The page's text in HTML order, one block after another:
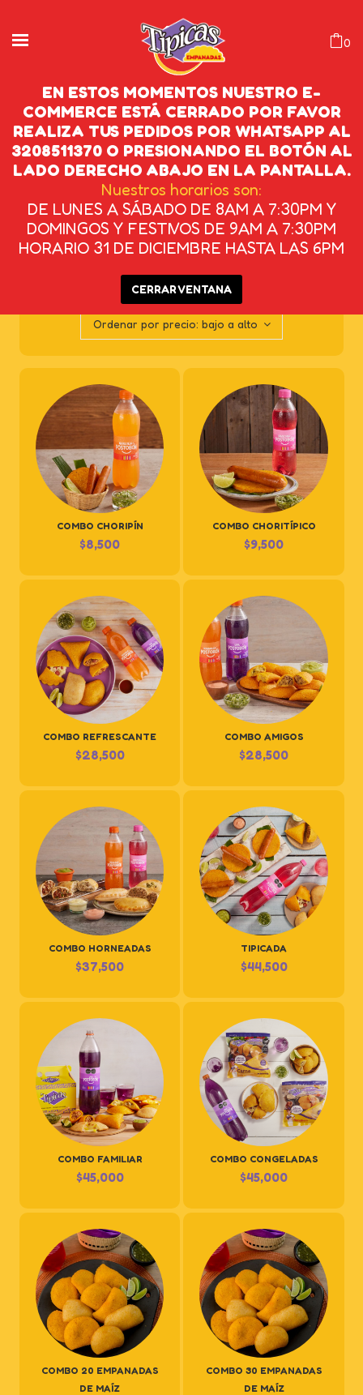
0
COMBOS
INICIO / COMBOS
Mostrando los 13 resultados
Ordenar por precio: bajo a alto
COMBO CHORIPÍN
$8,500
COMBO CHORITÍPICO
$9,500
COMBO REFRESCANTE
$28,500
COMBO AMIGOS
$28,500
COMBO HORNEADAS
$37,500
TIPICADA
$44,500
COMBO FAMILIAR
$45,000
COMBO CONGELADAS
$45,000
COMBO 20 EMPANADAS
DE MAÍZ
COMBO 30 EMPANADAS
DE MAÍZ
EN ESTOS MOMENTOS NUESTRO E-
COMMERCE ESTÁ CERRADO POR FAVOR
REALIZA TUS PEDIDOS POR WHATSAPP AL
3208511370 O PRESIONANDO EL BOTÓN AL
LADO DERECHO ABAJO EN LA PANTALLA.
Nuestros horarios son:
DE LUNES A SÁBADO DE 8AM A 7:30PM Y
DOMINGOS Y FESTIVOS DE 9AM A 7:30PM
HORARIO 31 DE DICIEMBRE HASTA LAS 6PM
CERRAR VENTANA